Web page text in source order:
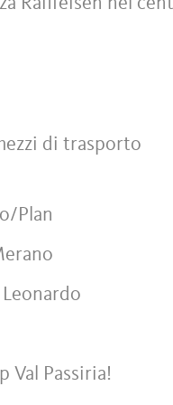
di trasporto
Plan
Val Passiria!